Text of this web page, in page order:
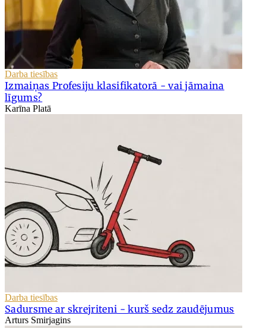
Darba tiesības
Izmaiņas Profesiju klasifikatorā - vai jāmaina
līgums?
Karīna Platā
Darba tiesības
Sadursme ar skrejriteni - kurš sedz zaudējumus
Arturs Smirjagins